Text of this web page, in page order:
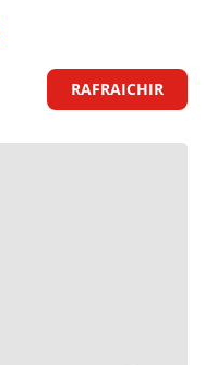
RAFRAICHIR